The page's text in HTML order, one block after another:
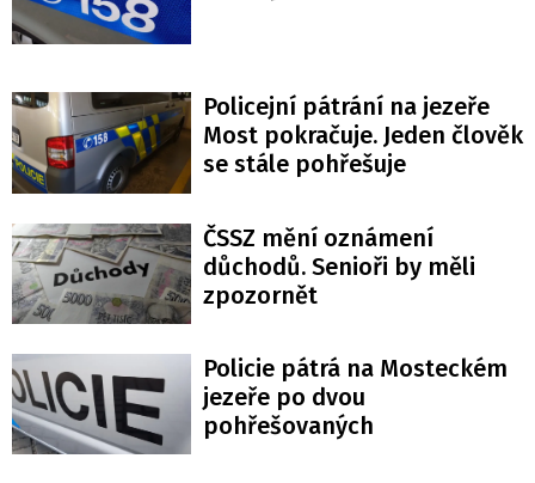
Policejní pátrání na jezeře
Most pokračuje. Jeden člověk
se stále pohřešuje
ČSSZ mění oznámení
důchodů. Senioři by měli
zpozornět
Policie pátrá na Mosteckém
jezeře po dvou
pohřešovaných